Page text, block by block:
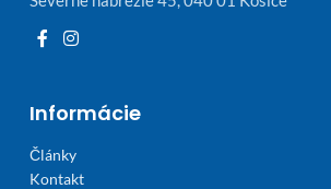
Informácie
Články
Kontakt